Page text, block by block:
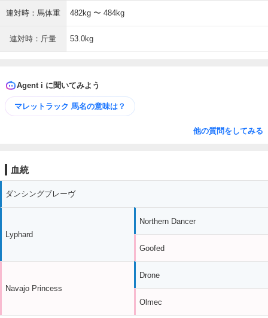
連対時：馬体重 482kg 〜 484kg
連対時：斤量 53.0kg
Agent i に聞いてみよう
マレットラック 馬名の意味は？
他の質問をしてみる
血統
ダンシングブレーヴ
Lyphard
Navajo Princess
Northern Dancer
Goofed
Drone
Olmec